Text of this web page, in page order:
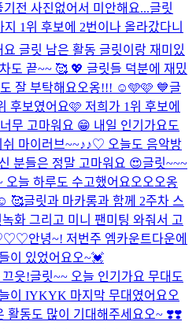
전 사진없어서 미안해요...글릿
지 1위 후보에 2번이나 올라갔다니
글릿 남은 활동 글릿이랑 재미있
도 끝~~ 🥰 💖 글릿들 덕분에 재밌
잘 부탁해요오옹!!! ☺️🩵🩷 💙글
후보였어요🩷 저희가 1위 후보에
무 고마워요 😁 내일 인기가요도
쉬 마이러브~~♪♪♡ 오늘도 음악방
분들은 정말 고마워요 😍글릿~~~
오늘 하루도 수고했어요오오오옹
🥰글릿과 마카롱과 함께 2주차 스
화 그리고 미니 팬미팅 와줘서 고
♡♡♡안녕~! 저번주 엠카운트다운에
이 있었어요오~💓
읏!글릿~~ 오늘 인기가요 무대도
이 IYKYK 마지막 무대였어요오
활동도 많이 기대해주세요오~ ❣️❣️